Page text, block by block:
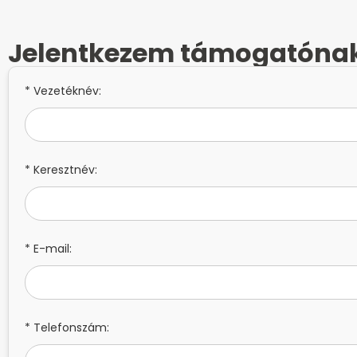
Jelentkezem
* Vezetéknév:
* Keresztnév:
* E-mail:
* Telefonszám: